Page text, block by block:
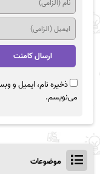
ذخیره نام، ایمیل و
می‌نویسم.
موضوعات